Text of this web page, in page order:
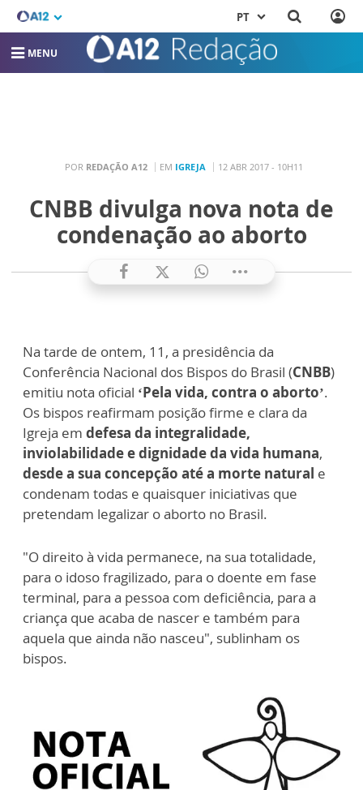
PT
MENU
POR REDAÇÃO A12 EM IGREJA 12 ABR 2017 - 10H11
CNBB divulga nova nota de
condenação ao aborto
Na tarde de ontem, 11, a presidência da
Conferência Nacional dos Bispos do Brasil (CNBB)
emitiu nota oficial ‘Pela vida, contra o aborto’.
Os bispos reafirmam posição firme e clara da
Igreja em defesa da integralidade,
inviolabilidade e dignidade da vida humana,
desde a sua concepção até a morte natural e
condenam todas e quaisquer iniciativas que
pretendam legalizar o aborto no Brasil.
"O direito à vida permanece, na sua totalidade,
para o idoso fragilizado, para o doente em fase
terminal, para a pessoa com deficiência, para a
criança que acaba de nascer e também para
aquela que ainda não nasceu", sublinham os
bispos.